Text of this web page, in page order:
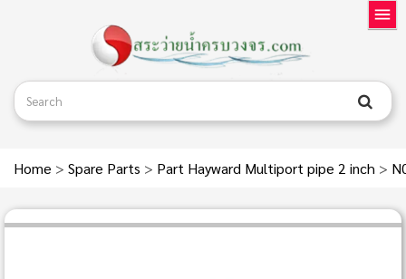
Home > Spare Parts > Part Hayward Multiport pipe 2 inch >